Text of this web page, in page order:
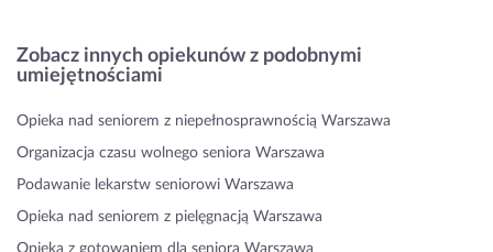
Zobacz innych opiekunów z podobnymi
umiejętnościami
Opieka nad seniorem z niepełnosprawnością Warszawa
Organizacja czasu wolnego seniora Warszawa
Podawanie lekarstw seniorowi Warszawa
Opieka nad seniorem z pielęgnacją Warszawa
Opieka z gotowaniem dla seniora Warszawa